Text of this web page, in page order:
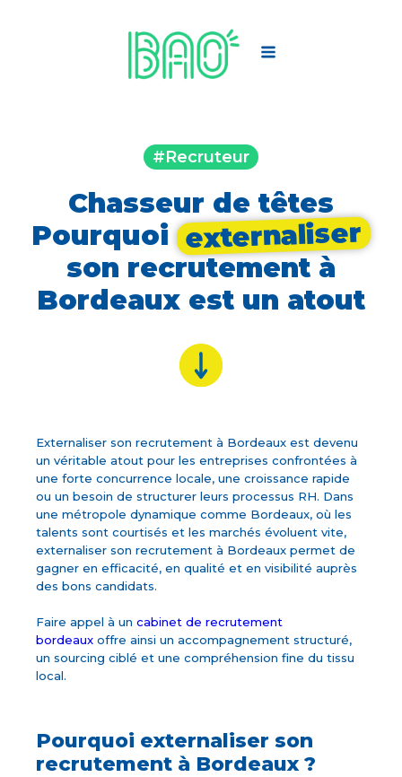
#Recruteur
Chasseur de têtes
Pourquoi externaliser
son recrutement à
Bordeaux est un atout
Externaliser son recrutement à Bordeaux est devenu
un véritable atout pour les entreprises confrontées à
une forte concurrence locale, une croissance rapide
ou un besoin de structurer leurs processus RH. Dans
une métropole dynamique comme Bordeaux, où les
talents sont courtisés et les marchés évoluent vite,
externaliser son recrutement à Bordeaux permet de
gagner en efficacité, en qualité et en visibilité auprès
des bons candidats.
Faire appel à uncabinet de recrutement
bordeaux offre ainsi un accompagnement structuré,
un sourcing ciblé et une compréhension fine du tissu
local.
Pourquoi externaliser son
recrutement à Bordeaux ?